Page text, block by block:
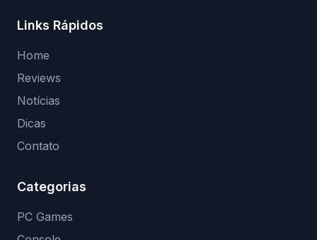
Links Rápidos
Home
Reviews
Notícias
Dicas
Contato
Categorias
PC Games